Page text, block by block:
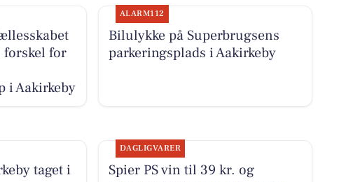
forskel for
i Aakirkeby
ALARM112
Bilulykke på Superbrugsens
parkeringsplads i Aakirkeby
taget i
DAGLIGVARER
Spier PS vin til 39 kr. og